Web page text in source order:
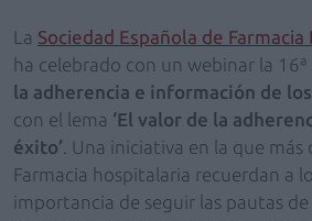
La Sociedad Española de Farmacia
ha celebrado con un webinar la
la adherencia e información de
con el lema ‘El valor de la
éxito’ . Una iniciativa en la que
Farmacia hospitalaria recuerdan a
importancia de seguir las pautas